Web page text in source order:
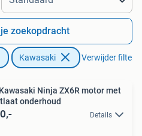
zoekopdracht
Kawasaki Verwijder filters
Ninja ZX6R motor met
onderhoud
Details